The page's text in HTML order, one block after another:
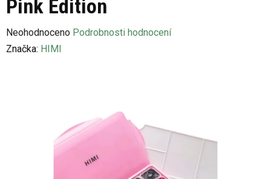
Pink Edition
Průměrné
hodnocení
Neohodnoceno Podrobnosti hodnocení
Značka: HIMI